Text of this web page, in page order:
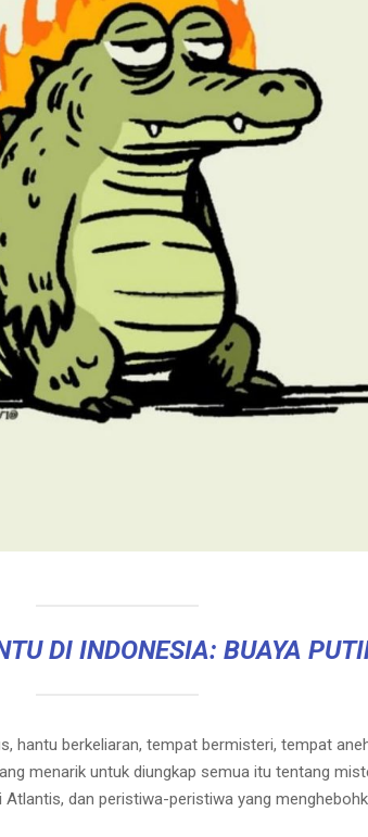
DI INDONESIA: BUAYA
berkeliaran, tempat bermisteri, tempat
menarik untuk diungkap semua itu tentang
dan peristiwa-peristiwa yang